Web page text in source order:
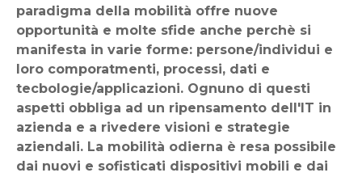
paradigma della mobilità offre nuove
opportunità e molte sfide anche perchè si
manifesta in varie forme: persone/individui e
loro comporatmenti, processi, dati e
tecbologie/applicazioni. Ognuno di questi
aspetti obbliga ad un ripensamento dell'IT in
azienda e a rivedere visioni e strategie
aziendali. La mobilità odierna è resa possibile
dai nuovi e sofisticati dispositivi mobili e dai